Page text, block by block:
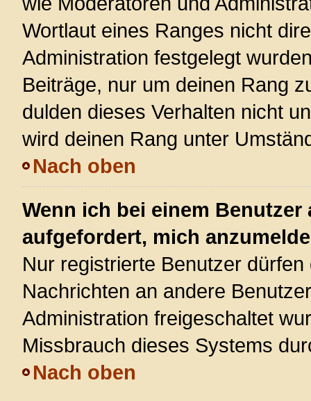
Wortlaut eines Ranges nicht
Administration festgelegt
Beiträge, nur um deinen Rang
dulden dieses Verhalten nicht
wird deinen Rang unter
Nach oben
Wenn ich bei einem
aufgefordert, mich
Nur registrierte Benutzer
Nachrichten an andere
Administration freigeschaltet
Missbrauch dieses Systems
Nach oben